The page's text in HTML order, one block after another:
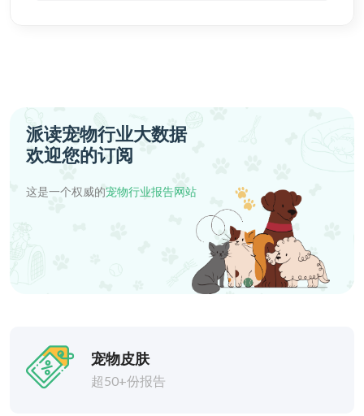
派读宠物行业大数据
欢迎您的订阅
这是一个权威的宠物行业报告网站
宠物皮肤
超50+份报告